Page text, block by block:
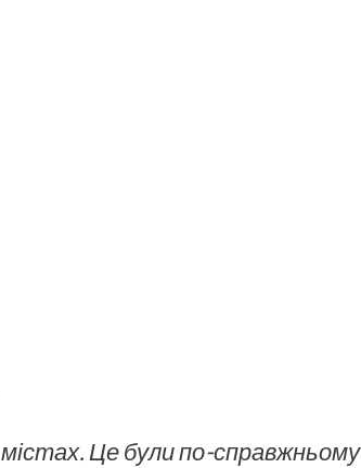
містах. Це були по-справжньому